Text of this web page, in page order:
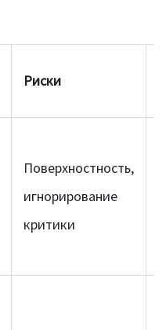
Риски
Поверхностность,
игнорирование
критики